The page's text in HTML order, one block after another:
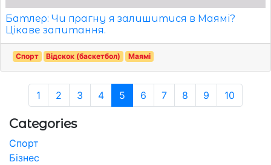
Батлер: Чи прагну я залишитися в Маямі?
Цікаве запитання.
Спорт Відскок (баскетбол) Маямі
1 2 3 4 5 6 7 8 9 10
Categories
Спорт
Бізнес